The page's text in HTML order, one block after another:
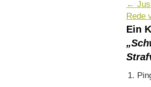
←
Rede
Ein